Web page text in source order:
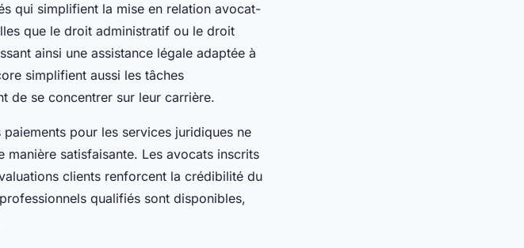
qui simplifient la mise en relation avocat-
que le droit administratif ou le droit
ainsi une assistance légale adaptée à
simplifient aussi les tâches
de se concentrer sur leur carrière.
pour les services juridiques ne
satisfaisante. Les avocats inscrits
clients renforcent la crédibilité du
qualifiés sont disponibles,